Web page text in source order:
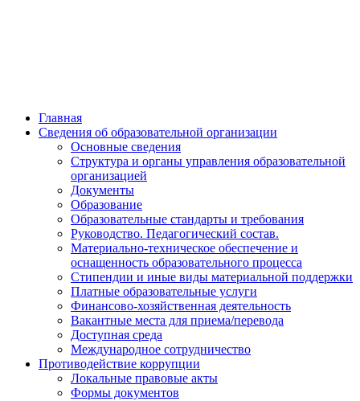
Главная
Сведения об образовательной организации
Основные сведения
Структура и органы управления образовательной
организацией
Документы
Образование
Образовательные стандарты и требования
Руководство. Педагогический состав.
Материально-техническое обеспечение и
оснащенность образовательного процесса
Стипендии и иные виды материальной поддержки
Платные образовательные услуги
Финансово-хозяйственная деятельность
Вакантные места для приема/перевода
Доступная среда
Международное сотрудничество
Противодействие коррупции
Локальные правовые акты
Формы документов